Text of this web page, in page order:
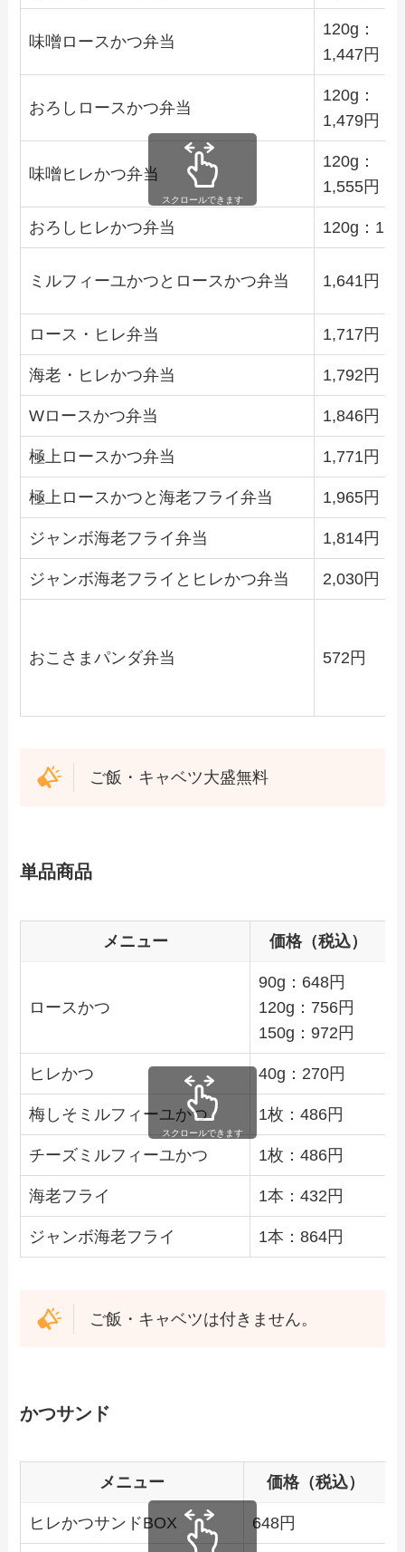
味噌ロースかつ弁当
120g：
1,447円
おろしロースかつ弁当
120g：
1,479円
味噌ヒレかつ弁当
120g：
1,555円
おろしヒレかつ弁当 120g：
ミルフィーユかつとロースかつ弁当 1,641円
ロース・ヒレ弁当 1,717円
海老・ヒレかつ弁当 1,792円
Wロースかつ弁当 1,846円
極上ロースかつ弁当 1,771円
極上ロースかつと海老フライ弁当 1,965円
ジャンボ海老フライ弁当 1,814円
ジャンボ海老フライとヒレかつ弁当 2,030円
おこさまパンダ弁当 572円
スクロールできます
ご飯・キャベツ大盛無料
単品商品
メニュー 価格（税込）
ロースかつ
90g：648円
120g：756円
150g：972円
ヒレかつ 40g：270円
梅しそミルフィーユかつ 1枚：486円
チーズミルフィーユかつ 1枚：486円
海老フライ 1本：432円
ジャンボ海老フライ 1本：864円
スクロールできます
ご飯・キャベツは付きません。
かつサンド
メニュー 価格（税込）
ヒレかつサンドBOX 648円